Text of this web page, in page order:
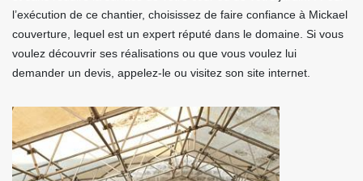
l’exécution de ce chantier, choisissez de faire confiance à Mickael
couverture, lequel est un expert réputé dans le domaine. Si vous
voulez découvrir ses réalisations ou que vous voulez lui
demander un devis, appelez-le ou visitez son site internet.